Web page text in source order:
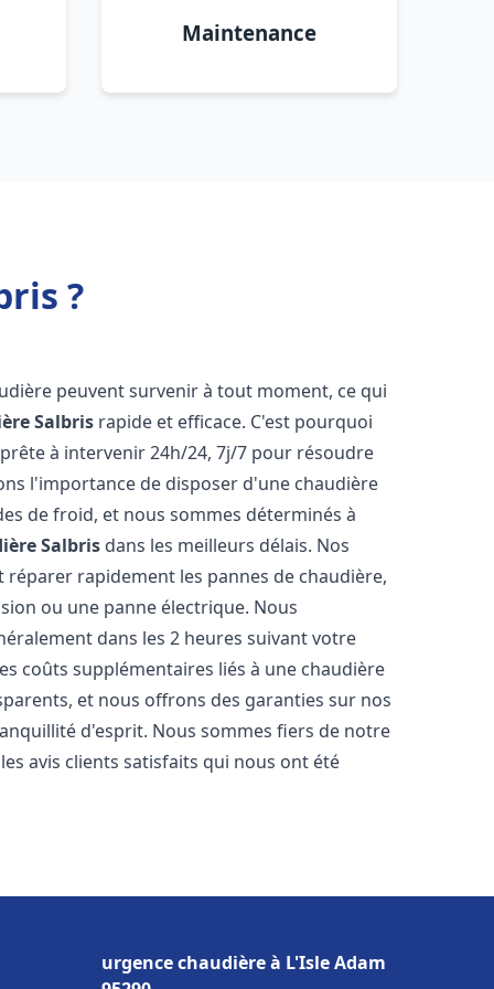
Maintenance
?
peuvent survenir à tout moment, ce qui
Salbris rapide et efficace. C'est pourquoi
à intervenir 24h/24, 7j/7 pour résoudre
l'importance de disposer d'une chaudière
de froid, et nous sommes déterminés à
Salbris dans les meilleurs délais. Nos
rapidement les pannes de chaudière,
ou une panne électrique. Nous
dans les 2 heures suivant votre
coûts supplémentaires liés à une chaudière
et nous offrons des garanties sur nos
d'esprit. Nous sommes fiers de notre
avis clients satisfaits qui nous ont été
urgence chaudière à L'Isle Adam